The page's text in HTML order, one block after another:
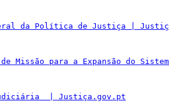
da Política de Justiça |
Missão para a Expansão do
| Justiça.gov.pt